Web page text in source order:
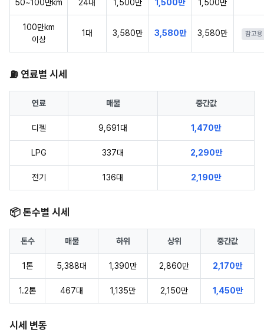
50~100만km 24대 1,500만 1,500만 1,500만
100만km
이상
1대 3,580만 3,580만 3,580만 참고용
⛽ 연료별 시세
연료 매물 중간값
디젤 9,691대 1,470만
LPG 337대 2,290만
전기 136대 2,190만
📦 톤수별 시세
톤수 매물 하위 상위 중간값
1톤 5,388대 1,390만 2,860만 2,170만
1.2톤 467대 1,135만 2,150만 1,450만
시세 변동